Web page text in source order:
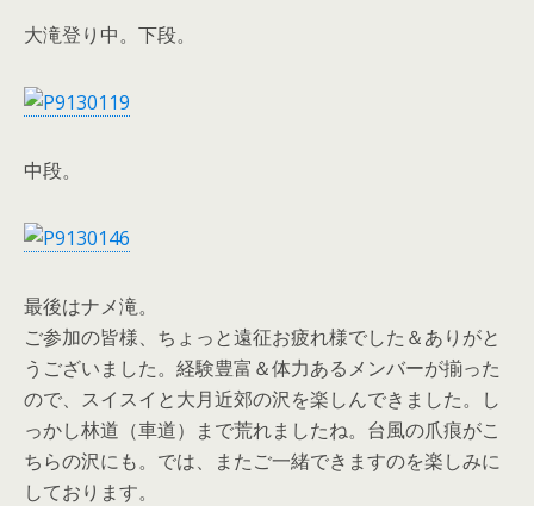
大滝登り中。下段。
中段。
最後はナメ滝。
ご参加の皆様、ちょっと遠征お疲れ様でした＆ありがと
うございました。経験豊富＆体力あるメンバーが揃った
ので、スイスイと大月近郊の沢を楽しんできました。し
っかし林道（車道）まで荒れましたね。台風の爪痕がこ
ちらの沢にも。では、またご一緒できますのを楽しみに
しております。